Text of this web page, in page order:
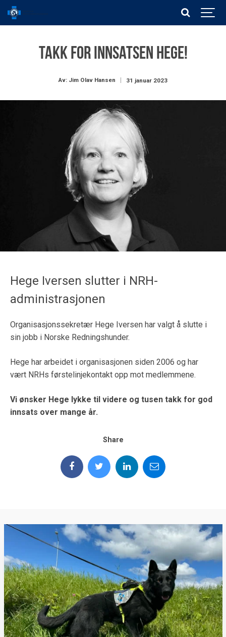
Takk for innsatsen Hege!
Av: Jim Olav Hansen 31 januar 2023
Hege Iversen slutter i NRH-
administrasjonen
Organisasjonssekretær Hege Iversen har valgt å slutte i
sin jobb i Norske Redningshunder.
Hege har arbeidet i organisasjonen siden 2006 og har
vært NRHs førstelinjekontakt opp mot medlemmene.
Vi ønsker Hege lykke til videre og tusen takk for god
innsats over mange år.
Share